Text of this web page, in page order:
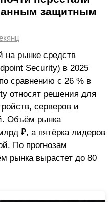
защитным
рынке средств
Security) в 2025
сравнению с 26 % в
относят решения для
серверов и
Объём рынка
₽, а пятёрка лидеров
По прогнозам
рынка вырастет до 80